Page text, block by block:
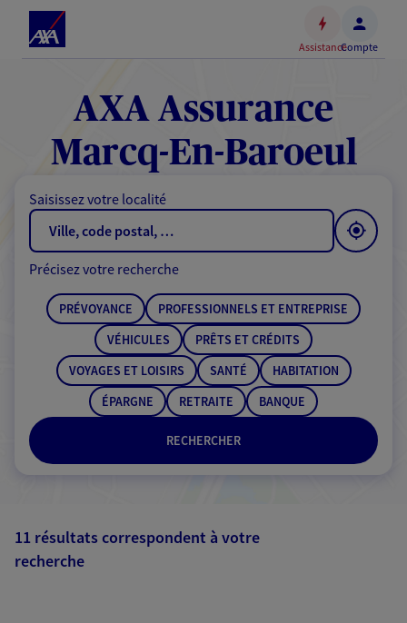
Accéder
contenu
principal
Accéder
au
de
AssistanceCompte
AXA Assurance
Marcq-En-Baroeul
Saisissez votre localité
RECHERCHER
Précisez votre recherche
PRÉVOYANCE
PROFESSIONNELS ET ENTREPRISE
VÉHICULES
PRÊTS ET CRÉDITS
VOYAGES ET LOISIRS
SANTÉ
HABITATION
ÉPARGNE
RETRAITE BANQUE
11 résultats correspondent à votre
recherche